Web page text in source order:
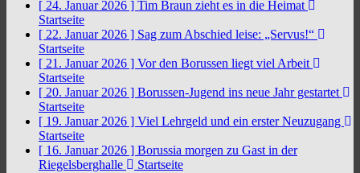
[ 24. Januar 2026 ] Tim Braun zieht es in die Heimat
Startseite
[ 22. Januar 2026 ] Sag zum Abschied leise: „Servus!“
Startseite
[ 21. Januar 2026 ] Vor den Borussen liegt viel Arbeit
Startseite
[ 20. Januar 2026 ] Borussen-Jugend ins neue Jahr gestartet
Startseite
[ 19. Januar 2026 ] Viel Lehrgeld und ein erster Neuzugang
Startseite
[ 16. Januar 2026 ] Borussia morgen zu Gast in der
Riegelsberghalle
Startseite